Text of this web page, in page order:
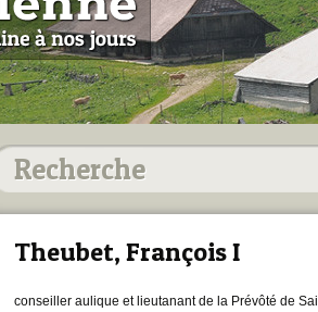
Theubet, François I
conseiller aulique et lieutanant de la Prévôté de